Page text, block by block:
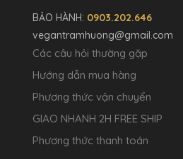
BẢO HÀNH: 0903.202.646
vegantramhuong@gmail.com
Các câu hỏi thường gặp
Hướng dẫn mua hàng
Phương thức vận chuyển
GIAO NHANH 2H FREE SHIP
Phương thức thanh toán